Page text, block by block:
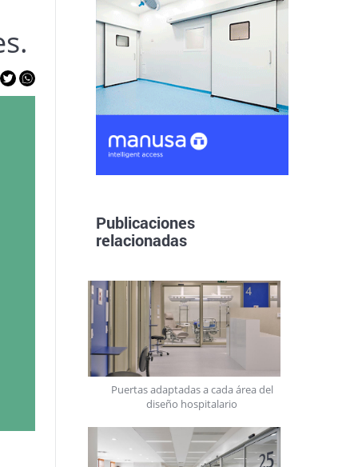
Publicaciones
relacionadas
Puertas adaptadas a cada área del
diseño hospitalario